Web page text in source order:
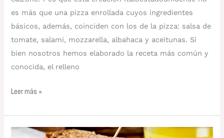
es más que una pizza enrollada cuyos ingredientes
básicos, además, coinciden con los de la pizza: salsa de
tomate, salami, mozzarella, albahaca y aceitunas. Si
bien nosotros hemos elaborado la receta más común y
conocida, el relleno
Leer más »
Sándwich